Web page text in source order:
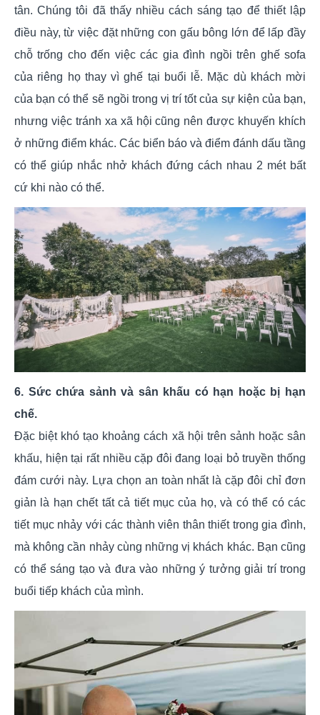
tân. Chúng tôi đã thấy nhiều cách sáng tạo để thiết lập
điều này, từ việc đặt những con gấu bông lớn để lấp đầy
chỗ trống cho đến việc các gia đình ngồi trên ghế sofa
của riêng họ thay vì ghế tại buổi lễ. Mặc dù khách mời
của bạn có thể sẽ ngồi trong vị trí tốt của sự kiện của bạn,
nhưng việc tránh xa xã hội cũng nên được khuyến khích
ở những điểm khác. Các biển báo và điểm đánh dấu tầng
có thể giúp nhắc nhở khách đứng cách nhau 2 mét bất
cứ khi nào có thể.
6. Sức chứa sảnh và sân khấu có hạn hoặc bị hạn
chế.
Đặc biệt khó tạo khoảng cách xã hội trên sảnh hoặc sân
khấu, hiện tại rất nhiều cặp đôi đang loại bỏ truyền thống
đám cưới này. Lựa chọn an toàn nhất là cặp đôi chỉ đơn
giản là hạn chết tất cả tiết mục của họ, và có thể có các
tiết mục nhảy với các thành viên thân thiết trong gia đình,
mà không cần nhảy cùng những vị khách khác. Bạn cũng
có thể sáng tạo và đưa vào những ý tưởng giải trí trong
buổi tiếp khách của mình.